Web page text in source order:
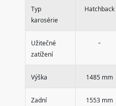
Typ
karosérie
Hatchback
Užitečné
zatížení
-
Výška 1485 mm
Zadní
1553 mm